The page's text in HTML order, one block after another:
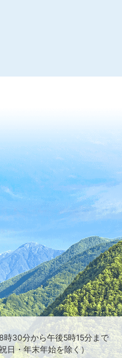
30分から午後5時15分まで
日・年末年始を除く）